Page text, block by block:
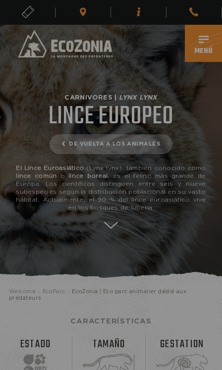
MENÚ
ENTRADAS
CARNIVORES |LYNX LYNX
LINCE EUROPEO
DE VUELTA A LOS ANIMALES
El Lince Euroasiático (Lynx lynx), también conocido como
lince común o lince boreal , es el felino más grande de
Europa. Los científicos distinguen entre seis y nueve
subespecies según la distribución poblacional en su vasto
hábitat. Actualmente, el 90 % del lince euroasiático vive
en los bosques de Siberia.
Welcome › EcoParc ›
EcoZonia | Eco parc animalier dédié aux
prédateurs
CARACTERÍSTICAS
ESTADO TAMAÑO GESTATION
ECOPARQUE